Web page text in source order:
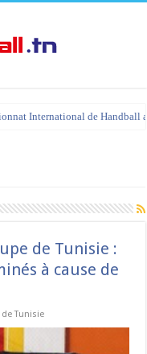
International de Handball
de Tunisie :
à cause de
de Tunisie